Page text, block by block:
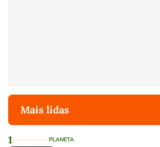
Mais lidas
1 PLANETA